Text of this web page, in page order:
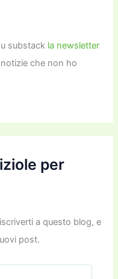
substack la newsletter
che non ho
per
a questo blog, e
post.